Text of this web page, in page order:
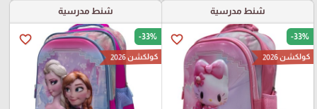
شنط مدرسية
favorite_border -33%
كولكشن 2026
شنط مدرسية
favorite_border -33%
كولكشن 2026